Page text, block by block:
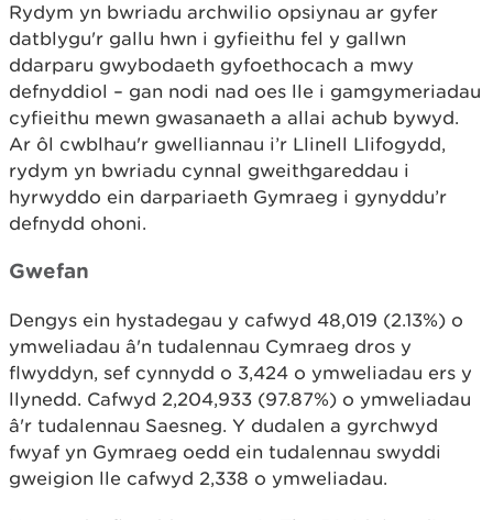
Rydym yn bwriadu archwilio opsiynau ar gyfer
datblygu'r gallu hwn i gyfieithu fel y gallwn
ddarparu gwybodaeth gyfoethocach a mwy
defnyddiol – gan nodi nad oes lle i gamgymeriadau
cyfieithu mewn gwasanaeth a allai achub bywyd.
Ar ôl cwblhau'r gwelliannau i’r Llinell Llifogydd,
rydym yn bwriadu cynnal gweithgareddau i
hyrwyddo ein darpariaeth Gymraeg i gynyddu’r
defnydd ohoni.
Gwefan
Dengys ein hystadegau y cafwyd 48,019 (2.13%) o
ymweliadau â'n tudalennau Cymraeg dros y
flwyddyn, sef cynnydd o 3,424 o ymweliadau ers y
llynedd. Cafwyd 2,204,933 (97.87%) o ymweliadau
â'r tudalennau Saesneg. Y dudalen a gyrchwyd
fwyaf yn Gymraeg oedd ein tudalennau swyddi
gweigion lle cafwyd 2,338 o ymweliadau.